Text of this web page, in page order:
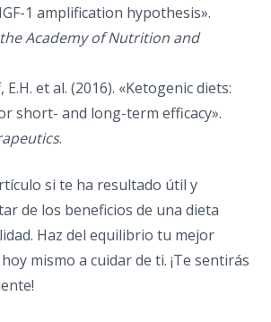
1 amplification hypothesis».
Academy of Nutrition and
E.H. et al. (2016). «Ketogenic diets:
short- and long-term efficacy».
.
si te ha resultado útil y
de los beneficios de una dieta
Haz del equilibrio tu mejor
mismo a cuidar de ti. ¡Te sentirás